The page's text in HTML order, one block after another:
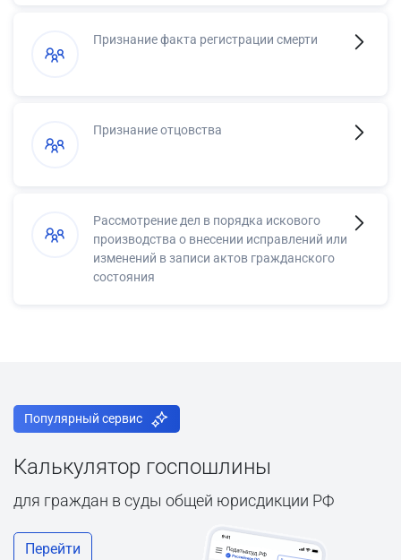
Признание факта регистрации смерти
Признание отцовства
Рассмотрение дел в порядка искового
производства о внесении исправлений или
изменений в записи актов гражданского
состояния
Популярный сервис
Калькулятор госпошлины
для граждан в суды общей юрисдикции РФ
Перейти